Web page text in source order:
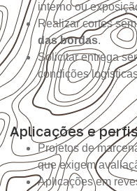
interno ou
Realizar cortes
das bordas.
Solicitar entrega
condições
Aplicações e
Projetos de
que exigem
Aplicações em